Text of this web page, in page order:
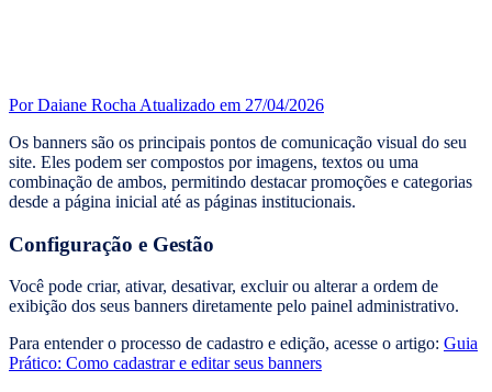
Por Daiane Rocha Atualizado em 27/04/2026
Os banners são os principais pontos de comunicação visual do seu
site. Eles podem ser compostos por imagens, textos ou uma
combinação de ambos, permitindo destacar promoções e categorias
desde a página inicial até as páginas institucionais.
Configuração e Gestão
Você pode criar, ativar, desativar, excluir ou alterar a ordem de
exibição dos seus banners diretamente pelo painel administrativo.
Para entender o processo de cadastro e edição, acesse o artigo: Guia
Prático: Como cadastrar e editar seus banners